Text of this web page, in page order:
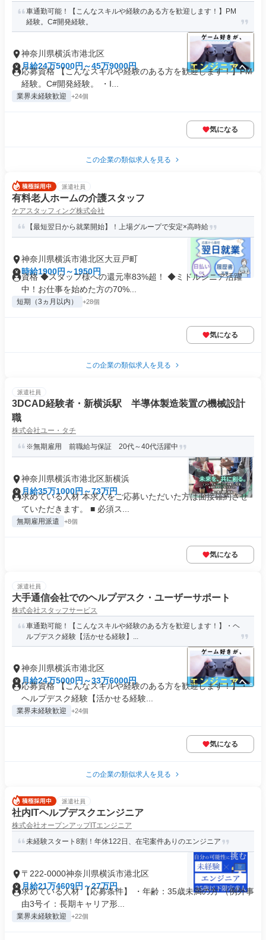
車通勤可能！【こんなスキルや経験のある方を歓迎します！】PM
経験。C#開発経験。
神奈川県横浜市港北区
月給24万5000円～45万9000円
応募資格 【こんなスキルや経験のある方を歓迎します！】PM
経験。C#開発経験。 ・I...
業界未経験歓迎 +24個
気になる
この企業の類似求人を見る
派遣社員
有料老人ホームの介護スタッフ
ケアスタッフィング株式会社
【最短翌日から就業開始】！上場グループで安定×高時給
神奈川県横浜市港北区大豆戸町
時給1900円～1950円
資格 ◆スタッフ様への還元率83%超！ ◆ミドルシニア活躍
中！お仕事を始めた方の70%...
短期（3ヵ月以内） +28個
気になる
この企業の類似求人を見る
派遣社員
3DCAD経験者・新横浜駅 半導体製造装置の機械設計
職
株式会社ユー・タチ
※無期雇用 前職給与保証 20代～40代活躍中
神奈川県横浜市港北区新横浜
月給35万1000円～73万円
求めている人材 本求人をご応募いただいた方は面接確約させ
ていただきます。 ■ 必須ス...
無期雇用派遣 +8個
気になる
派遣社員
大手通信会社でのヘルプデスク・ユーザーサポート
株式会社スタッフサービス
車通勤可能！【こんなスキルや経験のある方を歓迎します！】・ヘ
ルプデスク経験【活かせる経験】...
神奈川県横浜市港北区
月給24万5000円～33万6000円
応募資格 【こんなスキルや経験のある方を歓迎します！】・
ヘルプデスク経験【活かせる経験...
業界未経験歓迎 +24個
気になる
この企業の類似求人を見る
派遣社員
社内ITヘルプデスクエンジニア
株式会社オープンアップITエンジニア
未経験スタート8割！年休122日、在宅案件ありのエンジニア
〒222-0000神奈川県横浜市港北区
月給21万4609円～27万円
求めている人材 【応募条件】 ・年齢：35歳未満の方 （例外事
由3号イ：長期キャリア形...
業界未経験歓迎 +22個